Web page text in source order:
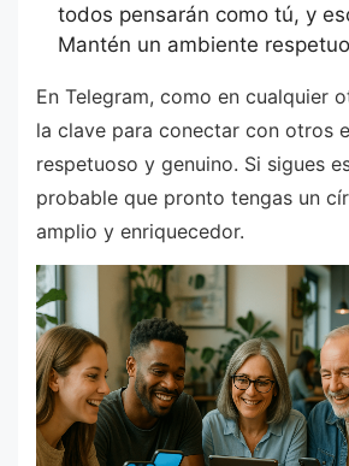
todos pensarán como tú, y
Mantén un ambiente
En Telegram, como en cualquier
la clave para conectar con otros
respetuoso y genuino. Si sigues
probable que pronto tengas un
amplio y enriquecedor.